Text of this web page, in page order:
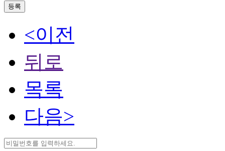
등록
<이전
뒤로
목록
다음>